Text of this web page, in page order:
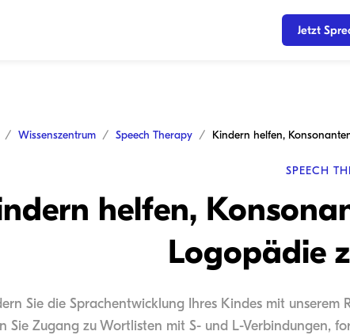
Jetzt
Wissenszentrum Speech Therapy
SPEECH
helfen,
Logopädie
Sie die Sprachentwicklung Ihres Kindes mit
Sie Zugang zu Wortlisten mit S- und L-Verbindungen,